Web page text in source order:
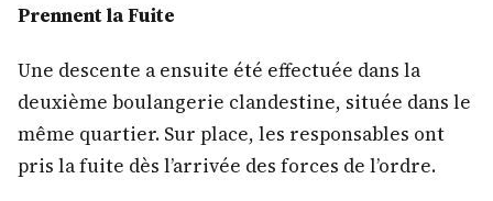
Prennent la Fuite
Une descente a ensuite été effectuée dans la
deuxième boulangerie clandestine, située dans le
même quartier. Sur place, les responsables ont
pris la fuite dès l’arrivée des forces de l’ordre.